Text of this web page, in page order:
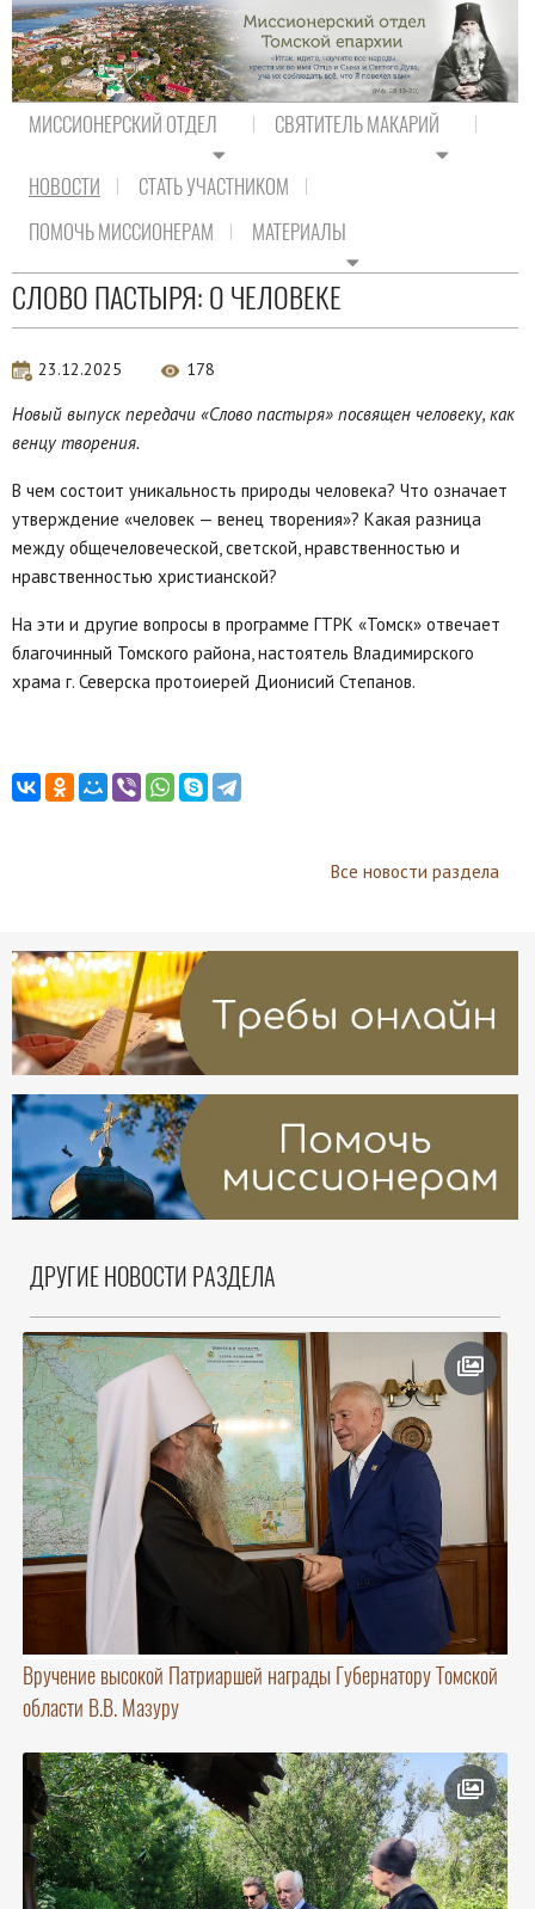
МИССИОНЕРСКИЙ ОТДЕЛ СВЯТИТЕЛЬ МАКАРИЙ
НОВОСТИ
СТАТЬ УЧАСТНИКОМ
ПОМОЧЬ МИССИОНЕРАМ
МАТЕРИАЛЫ
Новости епархии
СЛОВО ПАСТЫРЯ: О ЧЕЛОВЕКЕ
23.12.2025 178
Новый выпуск передачи «Слово пастыря» посвящен человеку, как
венцу творения.
В чем состоит уникальность природы человека? Что означает
утверждение «человек — венец творения»? Какая разница
между общечеловеческой, светской, нравственностью и
нравственностью христианской?
На эти и другие вопросы в программе ГТРК «Томск» отвечает
благочинный Томского района, настоятель Владимирского
храма г. Северска протоиерей Дионисий Степанов.
Все новости раздела
ДРУГИЕ НОВОСТИ РАЗДЕЛА
Вручение высокой Патриаршей награды Губернатору Томской
области В.В. Мазуру